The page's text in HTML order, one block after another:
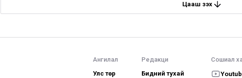
Цааш үзэх
Ангилал
Улс төр
Редакци
Бидний тухай
Сошиал